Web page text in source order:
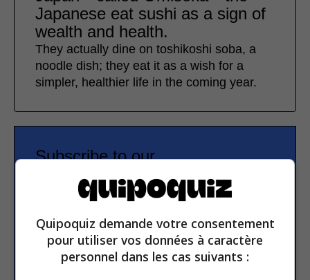
Japanese eat sushi as a sign of
wealth and health.
They actually dine on toshikoshi soba, a
noodle dish; they eat it as a wish for a
simpler, healthier life in the coming year.
Subscribe to our
Email address
Quipoquiz demande votre consentement
pour utiliser vos données à caractère
personnel dans les cas suivants :